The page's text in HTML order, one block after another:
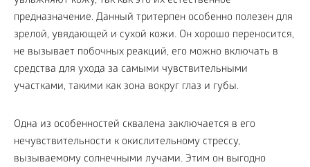
предназначение. Данный тритерпен особенно полезен для
зрелой, увядающей и сухой кожи. Он хорошо переносится,
не вызывает побочных реакций, его можно включать в
средства для ухода за самыми чувствительными
участками, такими как зона вокруг глаз и губы.
Одна из особенностей сквалена заключается в его
нечувствительности к окислительному стрессу,
вызываемому солнечными лучами. Этим он выгодно